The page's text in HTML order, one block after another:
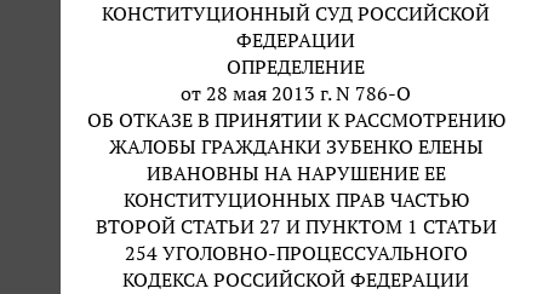
КОНСТИТУЦИОННЫЙ СУД РОССИЙСКОЙ
ФЕДЕРАЦИИ
ОПРЕДЕЛЕНИЕ
от 28 мая 2013 г. N 786-О
ОБ ОТКАЗЕ В ПРИНЯТИИ К РАССМОТРЕНИЮ
ЖАЛОБЫ ГРАЖДАНКИ ЗУБЕНКО ЕЛЕНЫ
ИВАНОВНЫ НА НАРУШЕНИЕ ЕЕ
КОНСТИТУЦИОННЫХ ПРАВ ЧАСТЬЮ
ВТОРОЙ СТАТЬИ 27 И ПУНКТОМ 1 СТАТЬИ
254 УГОЛОВНО-ПРОЦЕССУАЛЬНОГО
КОДЕКСА РОССИЙСКОЙ ФЕДЕРАЦИИ